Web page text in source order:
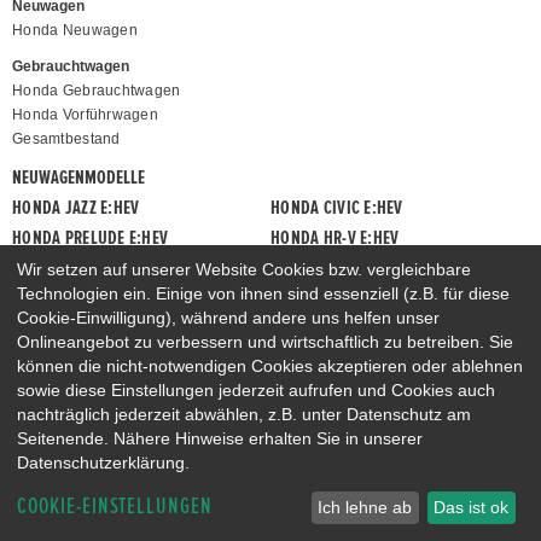
Neuwagen
Honda Neuwagen
Gebrauchtwagen
Honda Gebrauchtwagen
Honda Vorführwagen
Gesamtbestand
NEUWAGENMODELLE
HONDA JAZZ E:HEV
HONDA CIVIC E:HEV
HONDA PRELUDE E:HEV
HONDA HR-V E:HEV
HONDA ZR-V E:HEV
HONDA CR-V E:HEV & E:PHEV
Wir setzen auf unserer Website Cookies bzw. vergleichbare
Technologien ein. Einige von ihnen sind essenziell (z.B. für diese
Cookie-Einwilligung), während andere uns helfen unser
Onlineangebot zu verbessern und wirtschaftlich zu betreiben. Sie
können die nicht-notwendigen Cookies akzeptieren oder ablehnen
sowie diese Einstellungen jederzeit aufrufen und Cookies auch
nachträglich jederzeit abwählen, z.B. unter Datenschutz am
Seitenende. Nähere Hinweise erhalten Sie in unserer
Datenschutzerklärung.
COOKIE-EINSTELLUNGEN Ich lehne ab Das ist ok